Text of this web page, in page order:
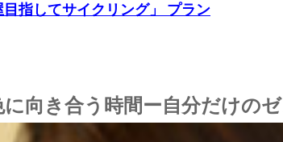
目指してサイクリング」 プラン
向き合う時間ー自分だけの